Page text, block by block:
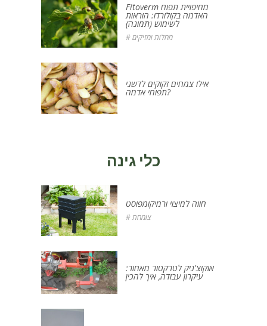
Fitoverm מחיפויית תפוח
האדמה בקולורדו: הוראות
לשימוש (תמונה)
# מחלות ומזיקים
אילו צמחים זקוקים לדשני
תפוחי אדמה?
כלי גינה
חווה למיצוי ורמיקומפוסט
# צומחת
אוקוצ'ניק לטרקטור מאחור:
עיקרון עבודה, איך להכין